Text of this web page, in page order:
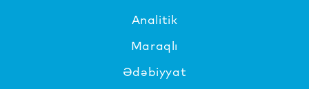
Analitik
Maraqlı
Ədəbiyyat